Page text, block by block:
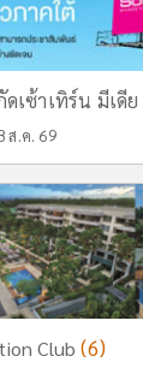
เซ้าเทิร์น มีเดีย
ส.ค. 69
Club(6)